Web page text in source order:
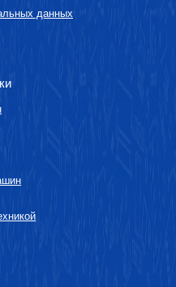
данных